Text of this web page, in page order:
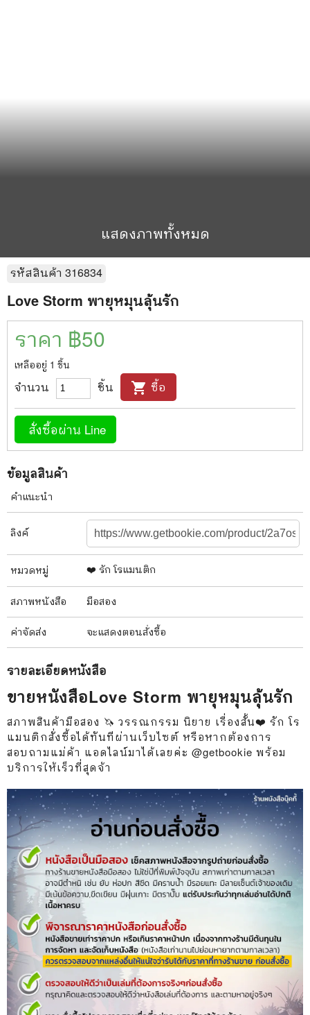
แสดงภาพทั้งหมด
รหัสสินค้า 316834
Love Storm พายุหมุนลุ้นรัก
ราคา ฿50
เหลืออยู่ 1 ชิ้น
จำนวน ชิ้น shopping_cart ซื้อ
สั่งซื้อผ่าน Line
ข้อมูลสินค้า
คำแนะนำ
ลิงค์
หมวดหมู่ ❤️ รัก โรแมนติก
สภาพหนังสือ มือสอง
ค่าจัดส่ง จะแสดงตอนสั่งซื้อ
รายละเอียดหนังสือ
ขายหนังสือLove Storm พายุหมุนลุ้นรัก
สภาพสินค้ามือสอง 🦄 วรรณกรรม นิยาย เรื่องสั้น❤️ รัก โร
แมนติกสั่งซื้อได้ทันทีผ่านเว็บไซต์ หรือหากต้องการ
สอบถามแม่ค้า แอดไลน์มาได้เลยค่ะ @getbookie พร้อม
บริการให้เร็วที่สุดจ้า